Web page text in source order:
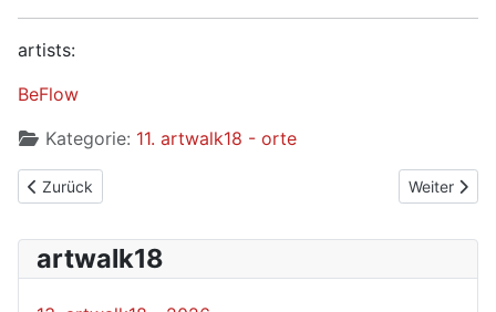
artists:
BeFlow
Kategorie: 11. artwalk18 - orte
Vorheriger Beitrag: collection david oelz
Zurück Nächster
Weiter
artwalk18